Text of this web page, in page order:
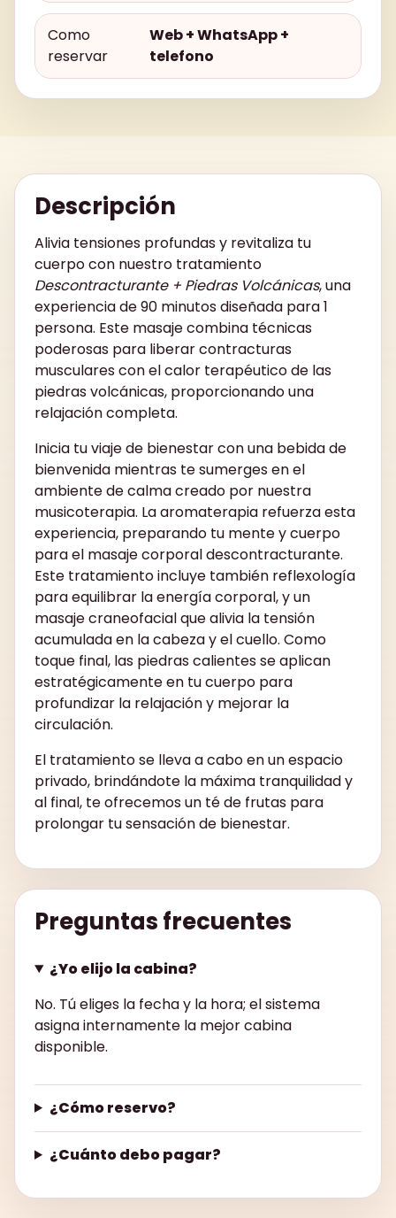
Como
reservar
Web + WhatsApp +
telefono
Descripción
Alivia tensiones profundas y revitaliza tu
cuerpo con nuestro tratamiento
Descontracturante + Piedras Volcánicas, una
experiencia de 90 minutos diseñada para 1
persona. Este masaje combina técnicas
poderosas para liberar contracturas
musculares con el calor terapéutico de las
piedras volcánicas, proporcionando una
relajación completa.
Inicia tu viaje de bienestar con una bebida de
bienvenida mientras te sumerges en el
ambiente de calma creado por nuestra
musicoterapia. La aromaterapia refuerza esta
experiencia, preparando tu mente y cuerpo
para el masaje corporal descontracturante.
Este tratamiento incluye también reflexología
para equilibrar la energía corporal, y un
masaje craneofacial que alivia la tensión
acumulada en la cabeza y el cuello. Como
toque final, las piedras calientes se aplican
estratégicamente en tu cuerpo para
profundizar la relajación y mejorar la
circulación.
El tratamiento se lleva a cabo en un espacio
privado, brindándote la máxima tranquilidad y
al final, te ofrecemos un té de frutas para
prolongar tu sensación de bienestar.
Preguntas frecuentes
¿Yo elijo la cabina?
No. Tú eliges la fecha y la hora; el sistema
asigna internamente la mejor cabina
disponible.
¿Cómo reservo?
¿Cuánto debo pagar?